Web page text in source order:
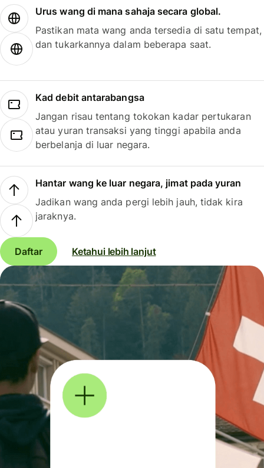
Urus wang di mana sahaja secara global.
Pastikan mata wang anda tersedia di satu tempat,
dan tukarkannya dalam beberapa saat.
Kad debit antarabangsa
Jangan risau tentang tokokan kadar pertukaran
atau yuran transaksi yang tinggi apabila anda
berbelanja di luar negara.
Hantar wang ke luar negara, jimat pada yuran
Jadikan wang anda pergi lebih jauh, tidak kira
jaraknya.
Daftar Ketahui lebih lanjut